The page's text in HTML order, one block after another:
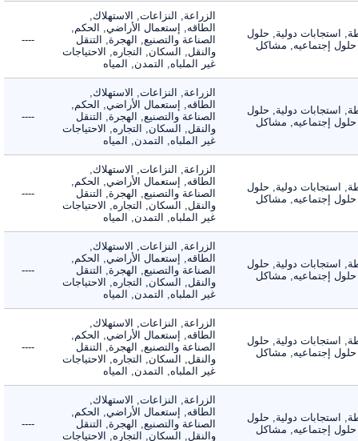
استجابات دولية, حلول
إجتماعيه, مشاكل
الزراعة, النزاعات, الاستهلاك,
الطاقه, إستعمال الأراضي, الحكم,
الصناعة والتصنيع, الهجرة, التنقل
والنقل, السكان, التجاره, الاحتياجات
غير الملباه, التمدن, المياه
----
استجابات دولية, حلول
إجتماعيه, مشاكل
الزراعة, النزاعات, الاستهلاك,
الطاقه, إستعمال الأراضي, الحكم,
الصناعة والتصنيع, الهجرة, التنقل
والنقل, السكان, التجاره, الاحتياجات
غير الملباه, التمدن, المياه
----
استجابات دولية, حلول
إجتماعيه, مشاكل
الزراعة, النزاعات, الاستهلاك,
الطاقه, إستعمال الأراضي, الحكم,
الصناعة والتصنيع, الهجرة, التنقل
والنقل, السكان, التجاره, الاحتياجات
غير الملباه, التمدن, المياه
----
استجابات دولية, حلول
إجتماعيه, مشاكل
الزراعة, النزاعات, الاستهلاك,
الطاقه, إستعمال الأراضي, الحكم,
الصناعة والتصنيع, الهجرة, التنقل
والنقل, السكان, التجاره, الاحتياجات
غير الملباه, التمدن, المياه
----
استجابات دولية, حلول
إجتماعيه, مشاكل
الزراعة, النزاعات, الاستهلاك,
الطاقه, إستعمال الأراضي, الحكم,
الصناعة والتصنيع, الهجرة, التنقل
والنقل, السكان, التجاره, الاحتياجات
غير الملباه, التمدن, المياه
----
استجابات دولية, حلول
إجتماعيه, مشاكل
الزراعة, النزاعات, الاستهلاك,
الطاقه, إستعمال الأراضي, الحكم,
الصناعة والتصنيع, الهجرة, التنقل
والنقل, السكان, التجاره, الاحتياجات
----